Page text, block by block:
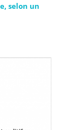
selon un